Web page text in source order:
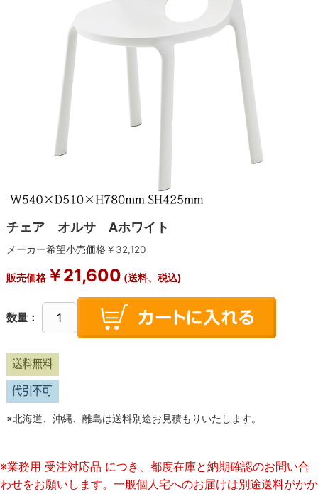
チェア オルサ Aホワイト
メーカー希望小売価格￥ 32,120
販売価格￥21,600 (送料、税込)
数量：
※北海道、沖縄、離島は送料別途お見積もりいたします。
※業務用 受注対応品 につき、都度在庫と納期確認のお問い合
わせをお願いします。一般個人宅へのお届けは別途送料がかか